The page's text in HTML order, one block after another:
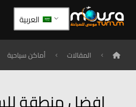
العربية
المقالات أماكن سياحية